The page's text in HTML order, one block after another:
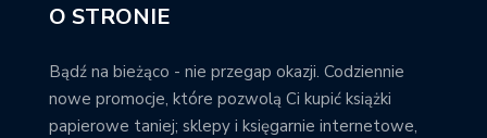
O STRONIE
Bądź na bieżąco - nie przegap okazji. Codziennie
nowe promocje, które pozwolą Ci kupić książki
papierowe taniej; sklepy i księgarnie internetowe,